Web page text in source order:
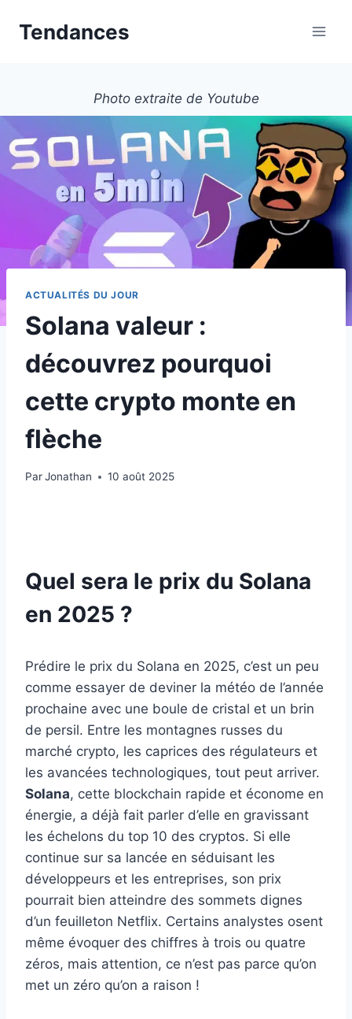
Tendances
Photo extraite de Youtube
ACTUALITÉS DU JOUR
Solana valeur :
découvrez pourquoi
cette crypto monte en
flèche
ParJonathan 10 août 2025
Quel sera le prix du Solana
en 2025 ?
Prédire le prix du Solana en 2025, c’est un peu
comme essayer de deviner la météo de l’année
prochaine avec une boule de cristal et un brin
de persil. Entre les montagnes russes du
marché crypto, les caprices des régulateurs et
les avancées technologiques, tout peut arriver.
Solana, cette blockchain rapide et économe en
énergie, a déjà fait parler d’elle en gravissant
les échelons du top 10 des cryptos. Si elle
continue sur sa lancée en séduisant les
développeurs et les entreprises, son prix
pourrait bien atteindre des sommets dignes
d’un feuilleton Netflix. Certains analystes osent
même évoquer des chiffres à trois ou quatre
zéros, mais attention, ce n’est pas parce qu’on
met un zéro qu’on a raison !